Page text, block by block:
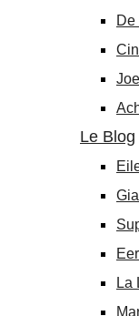
De
Le Blog
La